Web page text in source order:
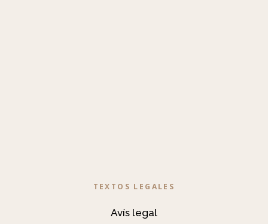
TEXTOS LEGALES
Avís legal